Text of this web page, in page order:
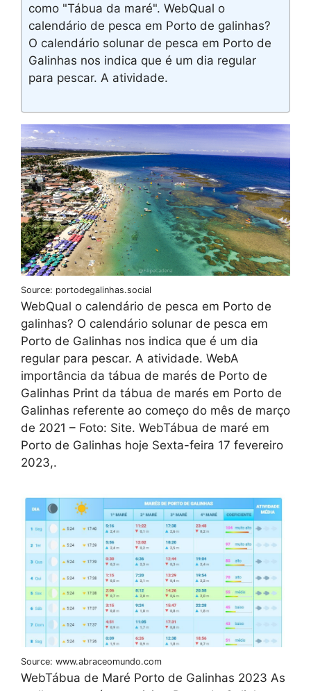
como "Tábua da maré". WebQual o
calendário de pesca em Porto de galinhas?
O calendário solunar de pesca em Porto de
Galinhas nos indica que é um dia regular
para pescar. A atividade.
Source: portodegalinhas.social
WebQual o calendário de pesca em Porto de
galinhas? O calendário solunar de pesca em
Porto de Galinhas nos indica que é um dia
regular para pescar. A atividade. WebA
importância da tábua de marés de Porto de
Galinhas Print da tábua de marés em Porto de
Galinhas referente ao começo do mês de março
de 2021 – Foto: Site. WebTábua de maré em
Porto de Galinhas hoje Sexta-feira 17 fevereiro
2023,.
Source: www.abraceomundo.com
WebTábua de Maré Porto de Galinhas 2023 As